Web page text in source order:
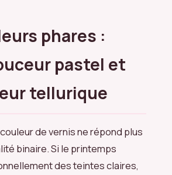
phares :
pastel et
tellurique
de vernis ne répond plus
binaire. Si le printemps
des teintes claires,